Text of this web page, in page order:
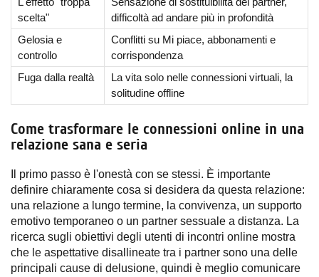
scelta"
difficoltà ad andare più in profondità
Gelosia e
controllo
Conflitti su Mi piace, abbonamenti e
corrispondenza
Fuga dalla realtà
La vita solo nelle connessioni virtuali, la
solitudine offline
Come trasformare le connessioni online in una
relazione sana e seria
Il primo passo è l'onestà con se stessi. È importante
definire chiaramente cosa si desidera da questa relazione:
una relazione a lungo termine, la convivenza, un supporto
emotivo temporaneo o un partner sessuale a distanza. La
ricerca sugli obiettivi degli utenti di incontri online mostra
che le aspettative disallineate tra i partner sono una delle
principali cause di delusione, quindi è meglio comunicare